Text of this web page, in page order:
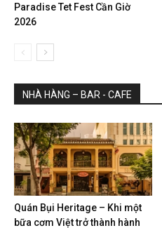
Paradise Tet Fest Cần Giờ
2026
NHÀ HÀNG – BAR - CAFE
Quán Bụi Heritage – Khi một
bữa cơm Việt trở thành hành